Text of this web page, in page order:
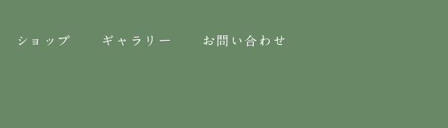
ショップ ギャラリー お問い合わせ